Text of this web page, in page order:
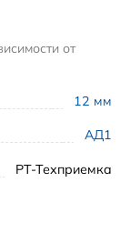
12 мм
АД1
РТ-Техприемка
от